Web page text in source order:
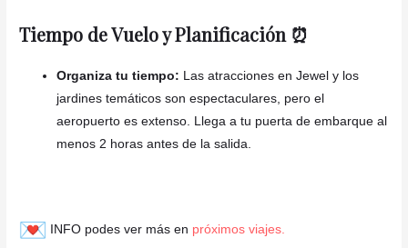
Tiempo de Vuelo y Planificación ⏰
Organiza tu tiempo: Las atracciones en Jewel y los
jardines temáticos son espectaculares, pero el
aeropuerto es extenso. Llega a tu puerta de embarque al
menos 2 horas antes de la salida.
INFO podes ver más en próximos viajes.